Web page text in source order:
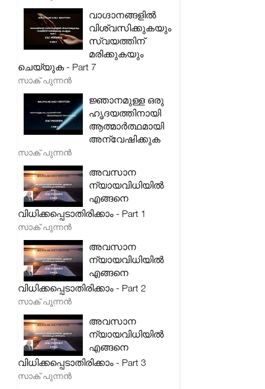
വാഗ്ദാനങ്ങളിൽ
വിശ്വസിക്കുകയും
സ്വയത്തിന്
മരിക്കുകയും
ചെയ്യുക - Part 7
സാക് പുന്നൻ
ജ്ഞാനമുള്ള ഒരു
ഹൃദയത്തിനായി
ആത്മാർത്ഥമായി
അന്വേഷിക്കുക
സാക് പുന്നൻ
അവസാന
ന്യായവിധിയിൽ
എങ്ങനെ
വിധിക്കപ്പെടാതിരിക്കാം - Part 1
സാക് പുന്നൻ
അവസാന
ന്യായവിധിയിൽ
എങ്ങനെ
വിധിക്കപ്പെടാതിരിക്കാം - Part 2
സാക് പുന്നൻ
അവസാന
ന്യായവിധിയിൽ
എങ്ങനെ
വിധിക്കപ്പെടാതിരിക്കാം - Part 3
സാക് പുന്നൻ